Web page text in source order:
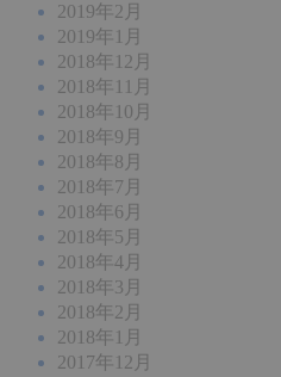
2019年2月
2019年1月
2018年12月
2018年11月
2018年10月
2018年9月
2018年8月
2018年7月
2018年6月
2018年5月
2018年4月
2018年3月
2018年2月
2018年1月
2017年12月